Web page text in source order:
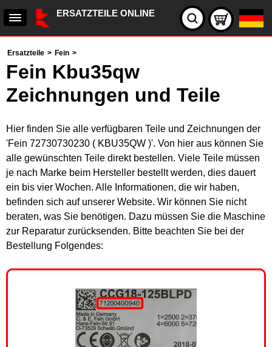
ERSATZTEILE ONLINE
Ersatzteile > Fein >
Fein Kbu35qw
Zeichnungen und Teile
Hier finden Sie alle verfügbaren Teile und Zeichnungen der
'Fein 72730730230 ( KBU35QW )'. Von hier aus können Sie
alle gewünschten Teile direkt bestellen. Viele Teile müssen
je nach Marke beim Hersteller bestellt werden, dies dauert
ein bis vier Wochen. Alle Informationen, die wir haben,
befinden sich auf unserer Website. Wir können Sie nicht
beraten, was Sie benötigen. Dazu müssen Sie die Maschine
zur Reparatur zurücksenden. Bitte beachten Sie bei der
Bestellung Folgendes: